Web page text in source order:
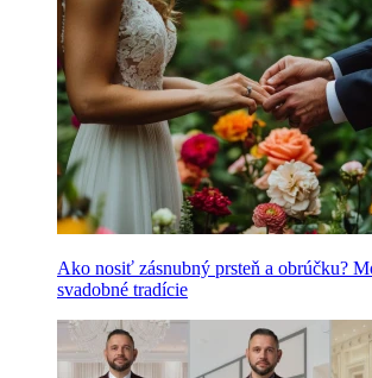
Ako nosiť zásnubný prsteň a obrúčku?
svadobné tradície